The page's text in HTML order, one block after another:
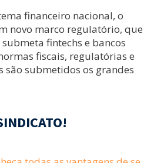
financeiro nacional, o
novo marco regulatório, que
fintechs e bancos
fiscais, regulatórias e
submetidos os grandes